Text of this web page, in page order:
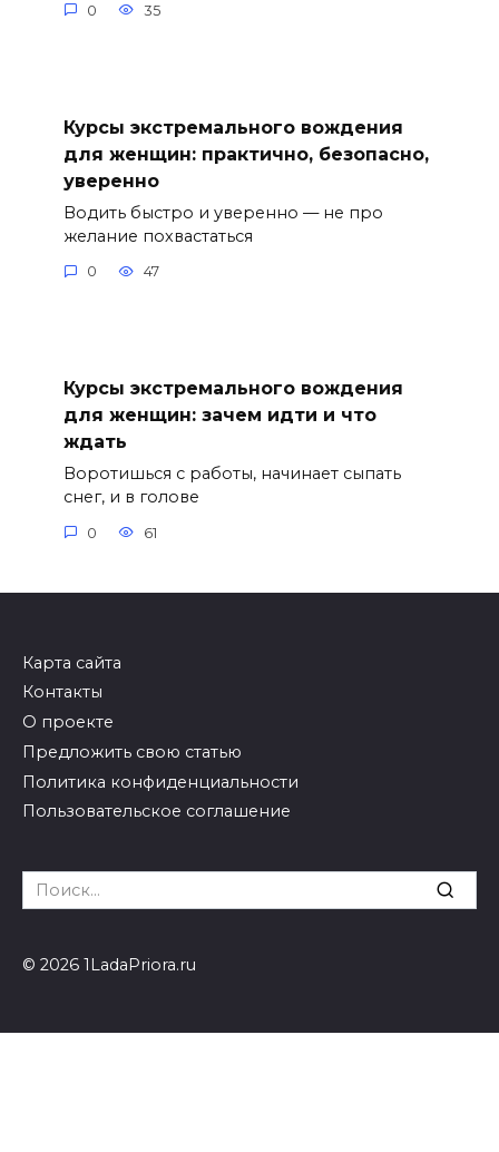
0 35
Курсы экстремального вождения
для женщин: практично, безопасно,
уверенно
Водить быстро и уверенно — не про
желание похвастаться
0 47
Курсы экстремального вождения
для женщин: зачем идти и что
ждать
Воротишься с работы, начинает сыпать
снег, и в голове
0 61
Карта сайта
Контакты
О проекте
Предложить свою статью
Политика конфиденциальности
Пользовательское соглашение
Search
for:
© 2026 1LadaPriora.ru